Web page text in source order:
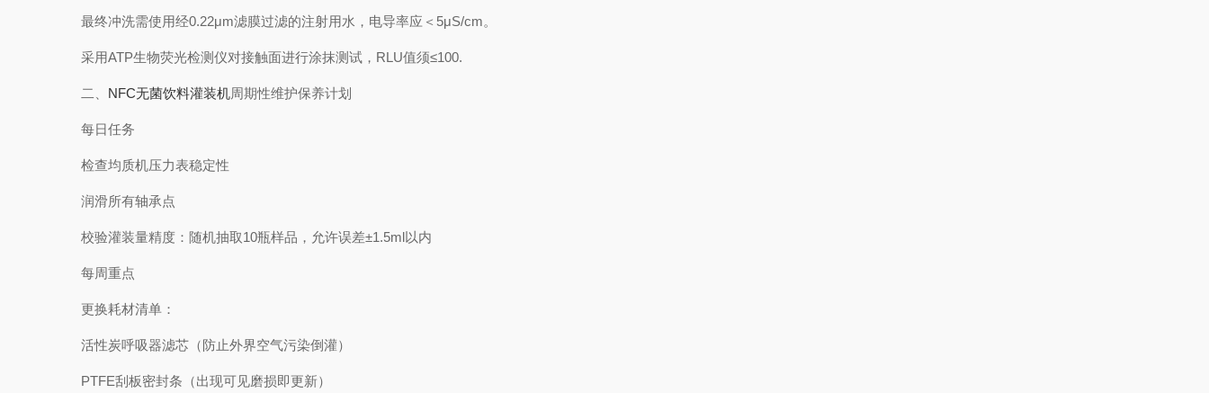
最终冲洗需使用经0.22μm滤膜过滤的注射用水，电导率应＜5μS/cm。
采用ATP生物荧光检测仪对接触面进行涂抹测试，RLU值须≤100.
二、 NFC无菌饮料灌装机周期性维护保养计划
每日任务
检查均质机压力表稳定性
润滑所有轴承点
校验灌装量精度：随机抽取10瓶样品，允许误差±1.5ml以内
每周重点
更换耗材清单：
活性炭呼吸器滤芯（防止外界空气污染倒灌）
PTFE刮板密封条（出现可见磨损即更新）